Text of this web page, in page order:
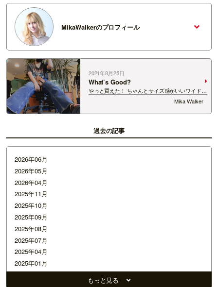
MikaWalkerのプロフィール
2021年8月25日
What’s Good?
やっと買えた！ ちゃんとサイズ感がいいワイドデ
ニム！ うれしみ！ ここ最近ずっと、90s 70s、レ
トロファッションが大好き！ love Mika xoxo
Mika Walker
過去の記事
2026年06月
2026年05月
2026年04月
2025年11月
2025年10月
2025年09月
2025年08月
2025年07月
2025年04月
2025年01月
2024年12月
もっと見る